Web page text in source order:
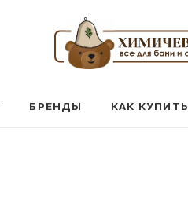
БРЕНДЫ КАК КУПИТЬ